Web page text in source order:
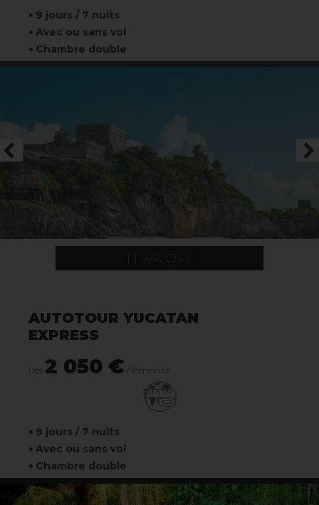
9 jours / 7 nuits
Avec ou sans vol
Chambre double
EN SAVOIR +
AUTOTOUR YUCATAN
EXPRESS
Dès 2 050 € / Personne
9 jours / 7 nuits
Avec ou sans vol
Chambre double